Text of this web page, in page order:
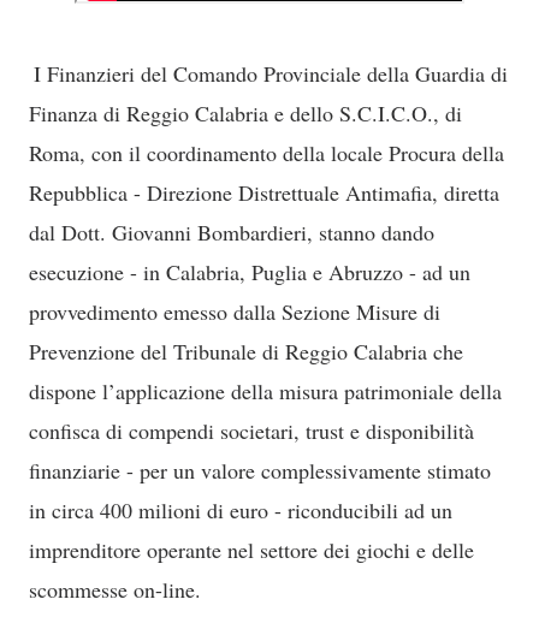
I Finanzieri del Comando Provinciale della Guardia di
Finanza di Reggio Calabria e dello S.C.I.C.O., di
Roma, con il coordinamento della locale Procura della
Repubblica - Direzione Distrettuale Antimafia, diretta
dal Dott. Giovanni Bombardieri, stanno dando
esecuzione - in Calabria, Puglia e Abruzzo - ad un
provvedimento emesso dalla Sezione Misure di
Prevenzione del Tribunale di Reggio Calabria che
dispone l’applicazione della misura patrimoniale della
confisca di compendi societari, trust e disponibilità
finanziarie - per un valore complessivamente stimato
in circa 400 milioni di euro - riconducibili ad un
imprenditore operante nel settore dei giochi e delle
scommesse on-line.